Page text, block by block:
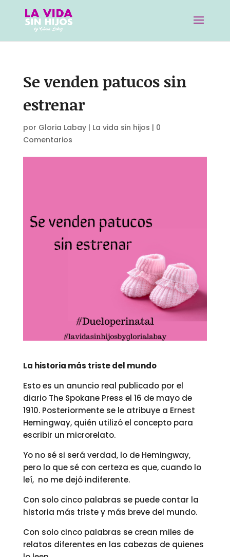
Se venden patucos sin
estrenar
por Gloria Labay| La vida sin hijos | 0
Comentarios
La historia más triste del mundo
Esto es un anuncio real publicado por el
diario The Spokane Press el 16 de mayo de
1910. Posteriormente se le atribuye a Ernest
Hemingway, quién utilizó el concepto para
escribir un microrelato.
Yo no sé si será verdad, lo de Hemingway,
pero lo que sé con certeza es que, cuando lo
leí, no me dejó indiferente.
Con solo cinco palabras se puede contar la
historia más triste y más breve del mundo.
Con solo cinco palabras se crean miles de
relatos diferentes en las cabezas de quienes